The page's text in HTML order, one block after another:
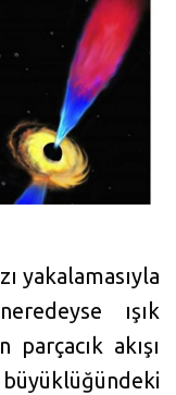
yakalamasıyla
ışık
parçacık akışı